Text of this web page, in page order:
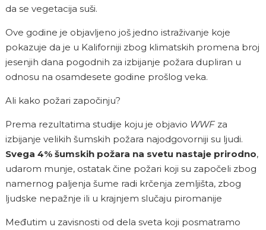
da se vegetacija suši.
Ove godine je objavljeno još jedno istraživanje koje
pokazuje da je u Kaliforniji zbog klimatskih promena broj
jesenjih dana pogodnih za izbijanje požara dupliran u
odnosu na osamdesete godine prošlog veka.
Ali kako požari započinju?
Prema rezultatima studije koju je objavio WWF za
izbijanje velikih šumskih požara najodgovorniji su ljudi.
Svega 4% šumskih požara na svetu nastaje prirodno,
udarom munje, ostatak čine požari koji su započeli zbog
namernog paljenja šume radi krčenja zemljišta, zbog
ljudske nepažnje ili u krajnjem slučaju piromanije
Međutim u zavisnosti od dela sveta koji posmatramo